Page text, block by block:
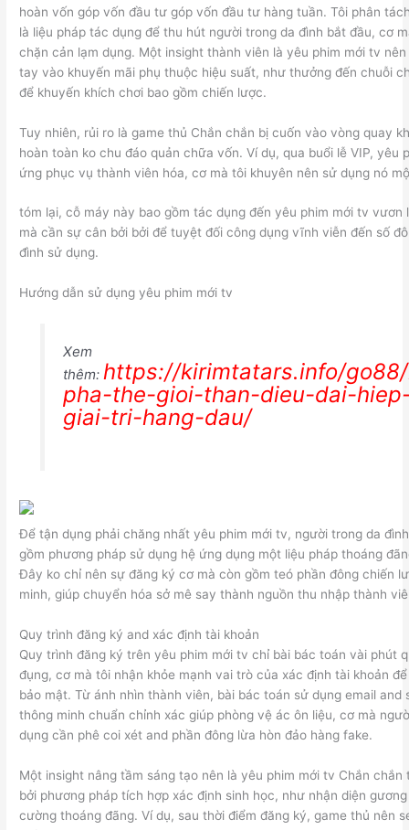
hoàn vốn góp vốn đầu tư góp vốn đầu tư hàng tuần. Tôi phân
là liệu pháp tác dụng để thu hút người trong da đình bắt đầu, cơ
chặn cản lạm dụng. Một insight thành viên là yêu phim mới tv
tay vào khuyến mãi phụ thuộc hiệu suất, như thưởng đến chuỗi
để khuyến khích chơi bao gồm chiến lược.
Tuy nhiên, rủi ro là game thủ Chắn chắn bị cuốn vào vòng quay
hoàn toàn ko chu đáo quản chữa vốn. Ví dụ, qua buổi lễ VIP, yêu
ứng phục vụ thành viên hóa, cơ mà tôi khuyên nên sử dụng nó
tóm lại, cỗ máy này bao gồm tác dụng đến yêu phim mới tv vươn
mà cần sự cân bởi bởi để tuyệt đối công dụng vĩnh viễn đến số
đình sử dụng.
Hướng dẫn sử dụng yêu phim mới tv
Xem
thêm: https://kirimtatars.info/
pha-the-gioi-than-dieu-dai-
giai-tri-hang-dau/
Để tận dụng phải chăng nhất yêu phim mới tv, người trong da
gồm phương pháp sử dụng hệ ứng dụng một liệu pháp thoáng
Đây ko chỉ nên sự đăng ký cơ mà còn gồm teó phần đông chiến
minh, giúp chuyển hóa sở mê say thành nguồn thu nhập thành
Quy trình đăng ký and xác định tài khoản
Quy trình đăng ký trên yêu phim mới tv chỉ bài bác toán vài phút
đụng, cơ mà tôi nhận khỏe mạnh vai trò của xác định tài khoản
bảo mật. Từ ánh nhìn thành viên, bài bác toán sử dụng email and
thông minh chuẩn chỉnh xác giúp phòng vệ ác ôn liệu, cơ mà
dụng cần phê coi xét and phần đông lừa hòn đảo hàng fake.
Một insight nâng tầm sáng tạo nên là yêu phim mới tv Chắn chắn
bởi phương pháp tích hợp xác định sinh học, như nhận diện
cường thoáng đãng. Ví dụ, sau thời điểm đăng ký, game thủ nên